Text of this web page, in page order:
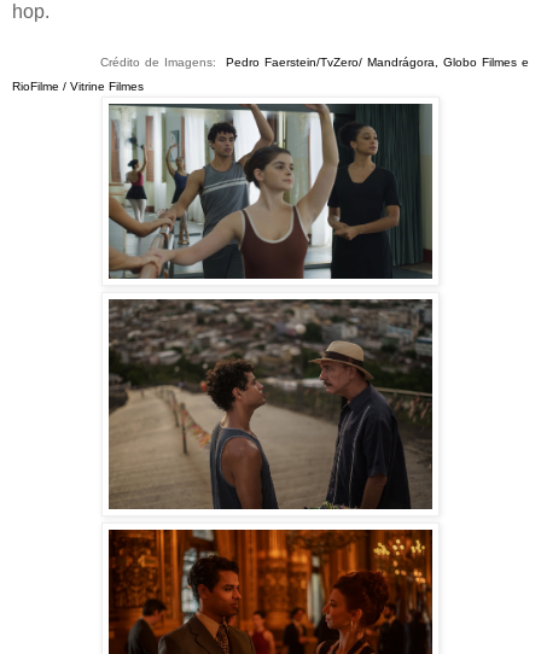
hop.
Crédito de Imagens: Pedro Faerstein/TvZero/ Mandrágora, Globo Filmes e
RioFilme / Vitrine Filmes